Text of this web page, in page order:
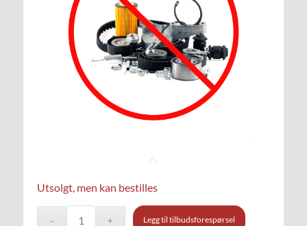
Utsolgt, men kan bestilles
Legg til tilbudsforespørsel